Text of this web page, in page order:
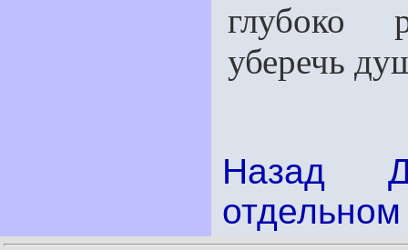
глубоко
уберечь
Назад